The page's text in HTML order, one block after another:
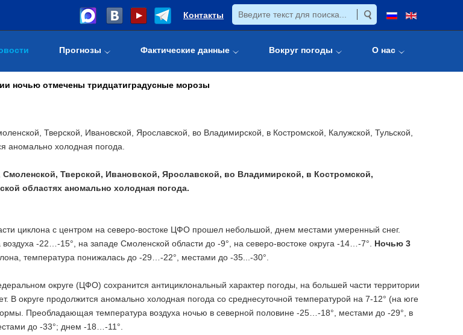
Контакты
Прогнозы Фактические данные Вокруг погоды О нас
ночью отмечены тридцатиградусные морозы
Тверской, Ивановской, Ярославской, во Владимирской, в Костромской, Калужской, Тульской,
аномально холодная погода.
Тверской, Ивановской, Ярославской, во Владимирской, в Костромской,
областях аномально холодная погода.
циклона с центром на северо-востоке ЦФО прошел небольшой, днем местами умеренный снег.
-22…-15°, на западе Смоленской области до -9°, на северо-востоке округа -14…-7°. Ночью 3
температура понижалась до -29…-22°, местами до -35...-30°.
округе (ЦФО) сохранится антициклональный характер погоды, на большей части территории
В округе продолжится аномально холодная погода со среднесуточной температурой на 7-12° (на юге
Преобладающая температура воздуха ночью в северной половине -25…-18°, местами до -29°, в
до -33°; днем -18…-11°.